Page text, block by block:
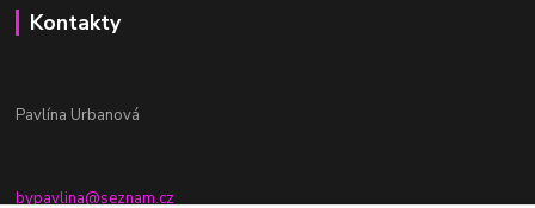
Kontakty
Pavlína Urbanová
bypavlina@seznam.cz